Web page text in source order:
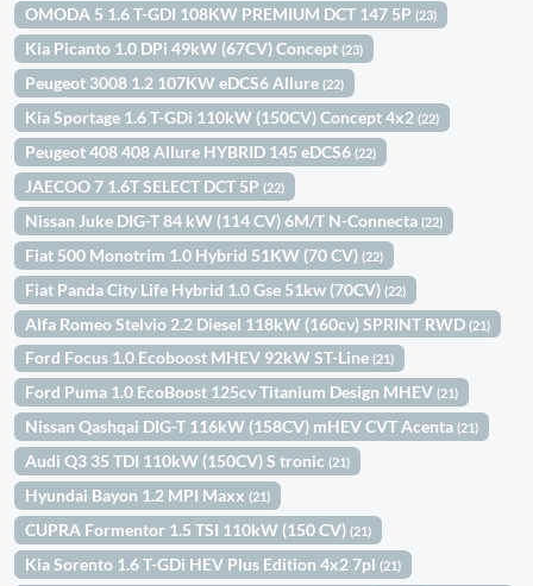
OMODA 5 1.6 T-GDI 108KW PREMIUM DCT 147 5P(23)
Kia Picanto 1.0 DPi 49kW (67CV) Concept(23)
Peugeot 3008 1.2 107KW eDCS6 Allure(22)
Kia Sportage 1.6 T-GDi 110kW (150CV) Concept 4x2(22)
Peugeot 408 408 Allure HYBRID 145 eDCS6(22)
JAECOO 7 1.6T SELECT DCT 5P(22)
Nissan Juke DIG-T 84 kW (114 CV) 6M/T N-Connecta(22)
Fiat 500 Monotrim 1.0 Hybrid 51KW (70 CV)(22)
Fiat Panda City Life Hybrid 1.0 Gse 51kw (70CV)(22)
Alfa Romeo Stelvio 2.2 Diesel 118kW (160cv) SPRINT RWD(21)
Ford Focus 1.0 Ecoboost MHEV 92kW ST-Line(21)
Ford Puma 1.0 EcoBoost 125cv Titanium Design MHEV(21)
Nissan Qashqai DIG-T 116kW (158CV) mHEV CVT Acenta(21)
Audi Q3 35 TDI 110kW (150CV) S tronic(21)
Hyundai Bayon 1.2 MPI Maxx(21)
CUPRA Formentor 1.5 TSI 110kW (150 CV)(21)
Kia Sorento 1.6 T-GDi HEV Plus Edition 4x2 7pl(21)